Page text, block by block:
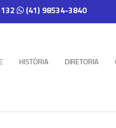
(41) 98534-3840
HISTÓRIA DIRETORIA